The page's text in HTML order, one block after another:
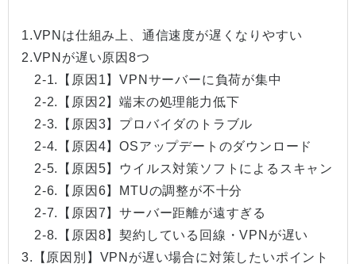
1.VPNは仕組み上、通信速度が遅くなりやすい
2.VPNが遅い原因8つ
2-1.【原因1】VPNサーバーに負荷が集中
2-2.【原因2】端末の処理能力低下
2-3.【原因3】プロバイダのトラブル
2-4.【原因4】OSアップデートのダウンロード
2-5.【原因5】ウイルス対策ソフトによるスキャン
2-6.【原因6】MTUの調整が不十分
2-7.【原因7】サーバー距離が遠すぎる
2-8.【原因8】契約している回線・VPNが遅い
3.【原因別】VPNが遅い場合に対策したいポイント